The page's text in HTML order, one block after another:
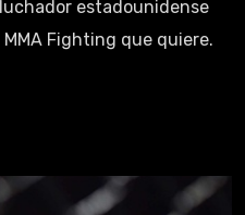
estadounidense
Fighting que quiere.